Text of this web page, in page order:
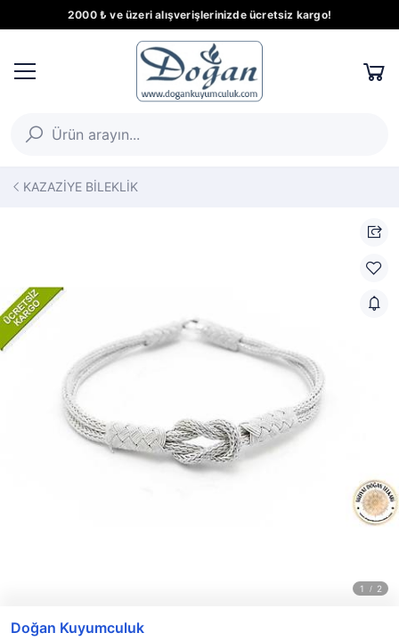
2000 ₺ ve üzeri alışverişlerinizde ücretsiz kargo!
KAZAZİYE BİLEKLİK
Doğan Kuyumculuk